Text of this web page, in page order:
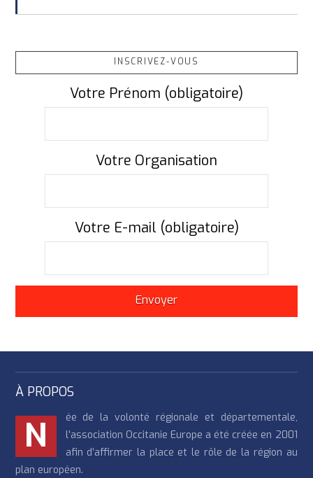
INSCRIVEZ-VOUS
Votre Prénom (obligatoire)
Votre Organisation
Votre E-mail (obligatoire)
À PROPOS
N
ée de la volonté régionale et départementale,
l’association Occitanie Europe a été créée en 2001
afin d’affirmer la place et le rôle de la région au
plan européen.